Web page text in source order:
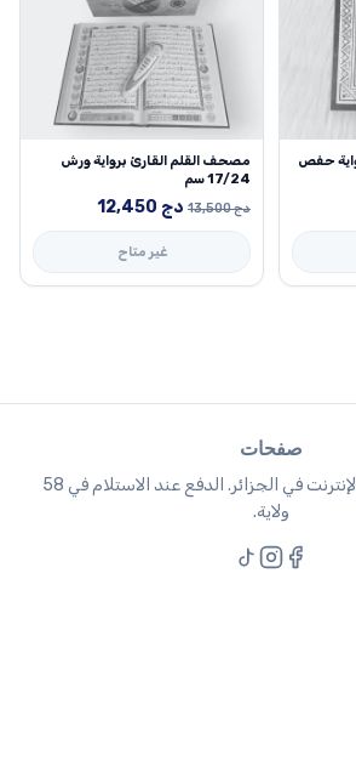
حفص
مصحف القلم القارئ برواية ورش
17/24 سم
13,500دج
السعر
هو:
12,450 دج
السعر
غير متاح
صفحات
وجهتك للتسوق عبر الإنترنت في الجزائر. الدفع عند الاستلام في 58
ولاية.